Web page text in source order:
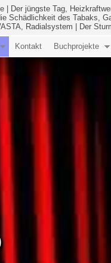
Der jüngste Tag,
Schädlichkeit des Tabaks,
Radialsystem Der
Kontakt Buchprojekte